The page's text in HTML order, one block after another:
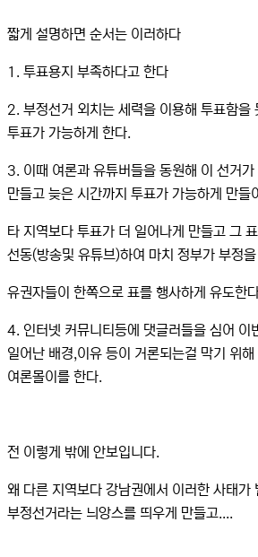
짧게 설명하면 순서는 이러하다
1. 투표용지 부족하다고 한다
2. 부정선거 외치는 세력을 이용해 투표함을
투표가 가능하게 한다.
3. 이때 여론과 유튜버들을 동원해 이 선거가
만들고 늦은 시간까지 투표가 가능하게 만들
타 지역보다 투표가 더 일어나게 만들고 그
선동(방송및 유튜브)하여 마치 정부가 부정
유권자들이 한쪽으로 표를 행사하게 유도한
4. 인터넷 커뮤니티등에 댓글러들을 심어 이
일어난 배경,이유 등이 거론되는걸 막기 위
여론몰이를 한다.
전 이렇게 밖에 안보입니다.
왜 다른 지역보다 강남권에서 이러한 사태가
부정선거라는 늬앙스를 띄우게 만들고....